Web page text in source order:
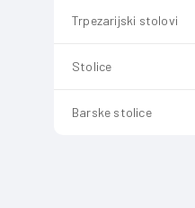
Trpezarijski stolovi
Stolice
Barske stolice